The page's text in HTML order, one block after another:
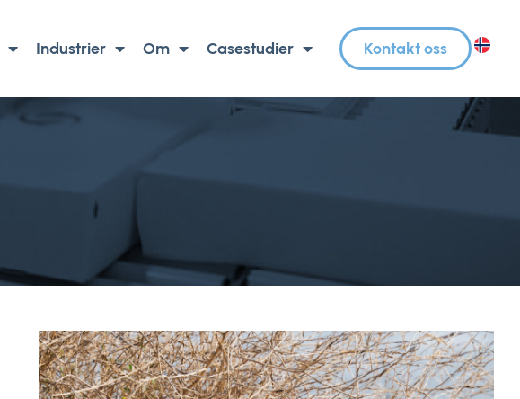
Industrier Om Casestudier Kontakt oss